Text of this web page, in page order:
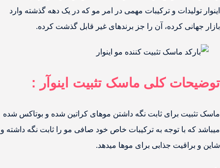
اینوار تولیدات و ترکیبات مهمی در امر مو که در یک دهه گذشته وارد
بازار جهانی کرده، آن را جز برندهای غیر قابل گذشت کرده.
توضیحات کلی ماسک تثبیت اینوآر :
ماسک تثبیت برای ثابت نگه داشتن موهای کراتین شده و بوتاکس شده
میباشد که با توجه به ترکیبات خاص خود صافی مو را ثابت نگه داشته و
شاین و براقیت جذابی برای موها میدهد.